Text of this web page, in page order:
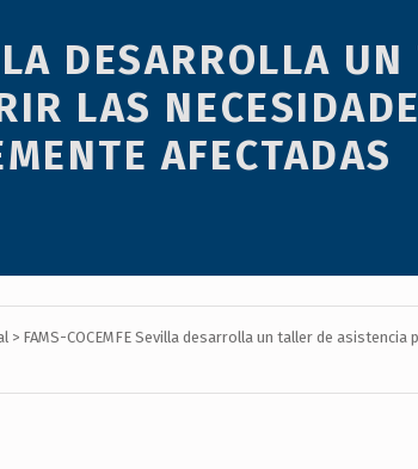
DESARROLLA
LAS
AFECTADAS
> FAMS-COCEMFE Sevilla desarrolla un taller de